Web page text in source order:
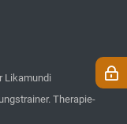
Likamundi
Therapie-